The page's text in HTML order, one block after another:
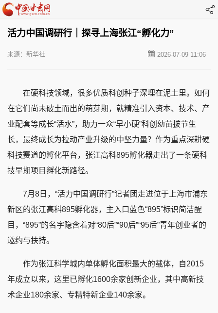
活力中国调研行｜探寻上海张江“孵化力”
2026-07-09 11:06
来源：新华社
在硬科技领域，很多优质科创种子深埋在泥土里。如何
在它们尚未破土而出的萌芽期，就精准引入资本、技术、产
业配套等成长“活水”，助力一众“早小硬”科创幼苗拔节生
长，最终成长为拉动产业升级的中坚力量？作为重点深耕硬
科技赛道的孵化平台，张江高科895孵化器走出了一条硬科
技早期项目孵化新路径。
7月8日，“活力中国调研行”记者团走进位于上海市浦东
新区的张江高科895孵化器，主入口蓝色“895”标识简洁醒
目，“895”的名字隐含着对“80后”“90后”“95后”青年创业者的
邀约与扶持。
作为张江科学城内单体孵化面积最大的载体，自2015
年成立以来，这里已孵化1600余家创新企业，其中高新技
术企业180余家、专精特新企业140余家。